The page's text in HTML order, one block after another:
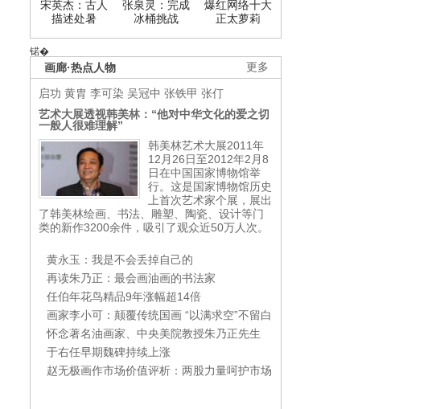
宋英杰：古人
描述处暑
张泉灵：完成
冰桶挑战
爆红网络十大
正太萝莉
锘�
更多
画廊·热点人物
启功 黄胄 李可染 吴冠中 张铁甲 张仃
艺术大展透视韩美林：“他对中华文化的爱之切
一般人很难理解”
韩美林艺术大展2011年
12月26日至2012年2月8
日在中国国家博物馆举
行。这是国家博物馆历史
上首次艺术家个展，展出
了韩美林绘画、书法、雕塑、陶瓷、设计等门
类的新作3200余件，吸引了观众近50万人次。
黄永玉：我是不会丢掉自己的
再读朱乃正：最会画油画的书法家
任伯年花鸟精品9年涨幅超14倍
画家李小可：颠覆传统国画 “以满求空”不留白
怀念著名油画家、中央美院教授朱乃正先生
于右任早期魏碑持续上涨
赵无极画作市场价值评析：两股力量呵护市场